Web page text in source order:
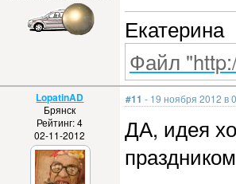
Екатерина
Файл
LopatinAD
Брянск
Рейтинг: 4
02-11-2012
#11 - 19 ноября 2012 в
ДА, идея